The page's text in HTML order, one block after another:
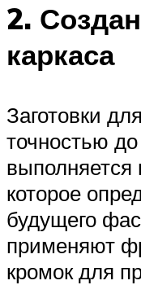
2.
каркаса
Заготовки
точностью
которое
будущего
применяют
кромок для